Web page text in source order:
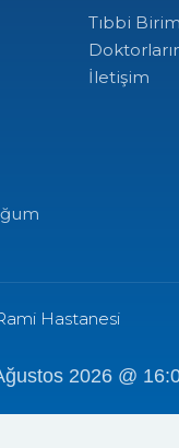
Tıbbi
İletişim
Hastanesi
2026 @